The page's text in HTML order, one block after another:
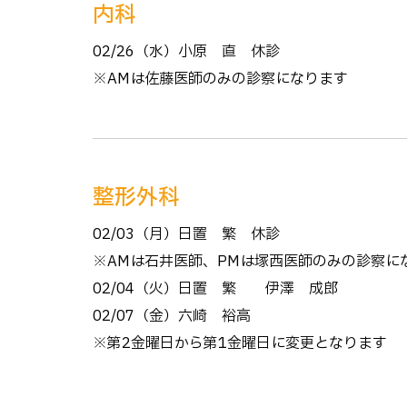
内科
02/26（水）小原 直 休診
※AMは佐藤医師のみの診察になります
整形外科
02/03（月）日置 繁 休診
※AMは石井医師、PMは塚西医師のみの診察に
02/04（火）日置 繁 → 伊澤 成郎
02/07（金）六崎 裕高
※第2金曜日から第1金曜日に変更となります